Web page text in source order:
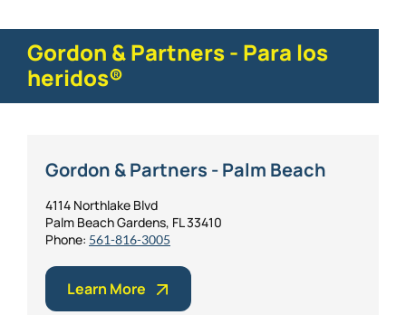
Gordon & Partners - Para los
heridos®
Gordon & Partners - Palm Beach
4114 Northlake Blvd
Palm Beach Gardens, FL 33410
Phone: 561-816-3005
Learn More